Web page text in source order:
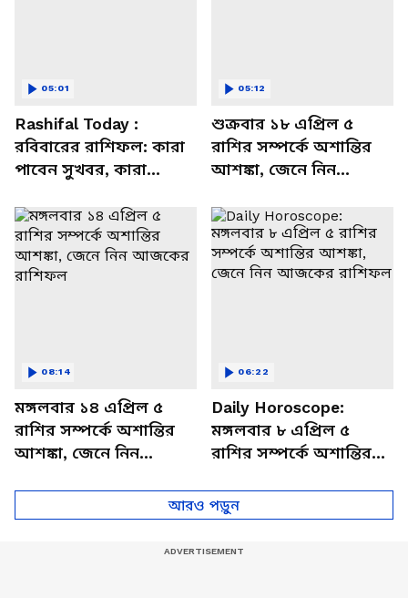
Rashifal Today :
রবিবারের রাশিফল: কারা
পাবেন সুখবর, কারা
বিশদে
05:01
শুক্রবার ১৮ এপ্রিল ৫
রাশির সম্পর্কে অশান্তির
আশঙ্কা, জেনে নিন
05:12
মঙ্গলবার ১৪ এপ্রিল ৫
রাশির সম্পর্কে অশান্তির
আশঙ্কা, জেনে নিন
08:14
Daily Horoscope:
মঙ্গলবার ৮ এপ্রিল ৫
রাশির সম্পর্কে অশান্তির
আজকের রাশিফল
06:22
আরও পড়ুন